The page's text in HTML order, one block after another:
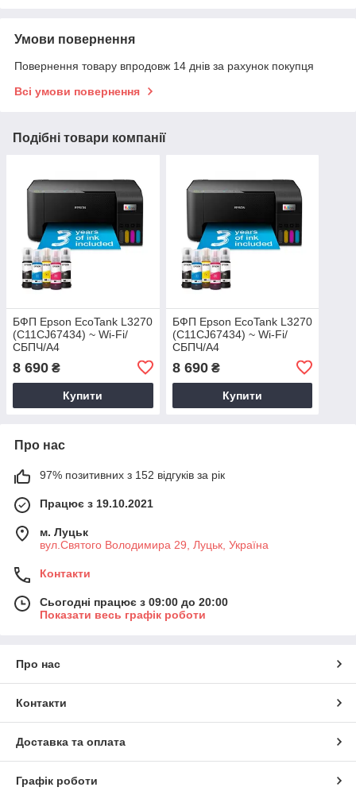
Умови повернення
Повернення товару впродовж 14 днів за рахунок покупця
Всі умови повернення
Подібні товари компанії
БФП Epson EcoTank L3270
(C11CJ67434) ~ Wi-Fi/
СБПЧ/А4
8 690 ₴
Купити
БФП Epson EcoTank L3270
(C11CJ67434) ~ Wi-Fi/
СБПЧ/А4
8 690₴
Купити
Про нас
97% позитивних з 152 відгуків за рік
Працює з 19.10.2021
м. Луцьк
вул.Святого Володимира 29, Луцьк, Україна
Контакти
Сьогодні працює з 09:00 до 20:00
Показати весь графік роботи
Про нас
Контакти
Доставка та оплата
Графік роботи